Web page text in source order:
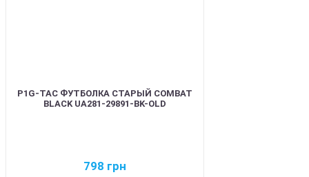
P1G-TAC ФУТБОЛКА СТАРЫЙ COMBAT
BLACK UA281-29891-BK-OLD
798 грн